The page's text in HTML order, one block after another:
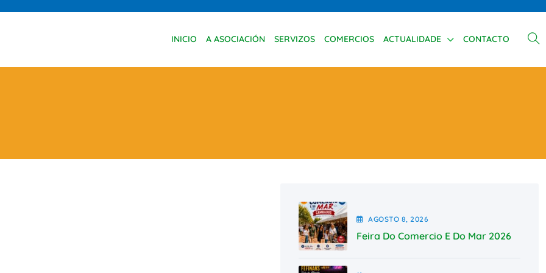
INICIO A ASOCIACIÓN SERVIZOS COMERCIOS ACTUALIDADE CONTACTO
AGOSTO 8, 2026
Feira Do Comercio E Do Mar 2026